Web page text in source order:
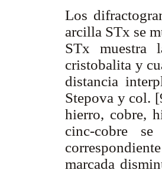
Los
arcilla STx se
STx muestra
cristobalita y
distancia
Stepova y col.
hierro, cobre,
cinc-cobre
marcada